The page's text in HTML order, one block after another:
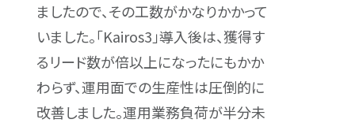
ましたので、その工数がかなりかかって
いました。「Kairos3」導入後は、獲得す
るリード数が倍以上になったにもかか
わらず、運用面での生産性は圧倒的に
改善しました。運用業務負荷が半分未